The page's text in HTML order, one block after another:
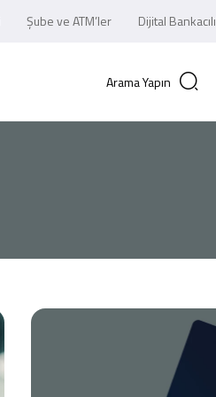
Şube ve ATM’ler Dijital
Arama Yapın